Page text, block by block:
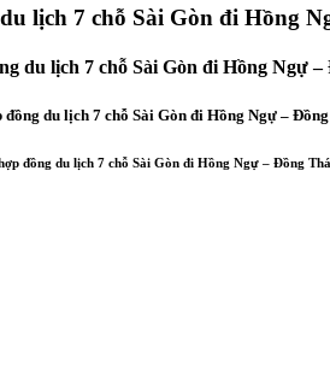
lịch 7 chỗ Sài Gòn đi Hồng
du lịch 7 chỗ Sài Gòn đi Hồng Ngự
đồng du lịch 7 chỗ Sài Gòn đi Hồng Ngự –
đồng du lịch 7 chỗ Sài Gòn đi Hồng Ngự – Đồng